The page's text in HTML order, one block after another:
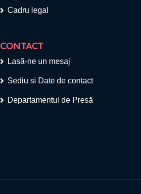
Cadru legal
CONTACT
Lasă-ne un mesaj
Sediu si Date de contact
Departamentul de Presă